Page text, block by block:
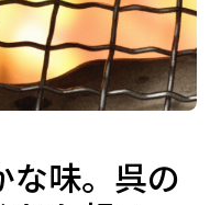
な味。呉の